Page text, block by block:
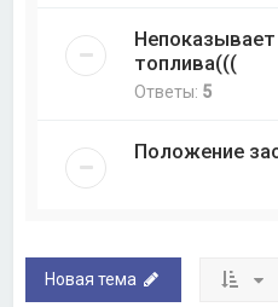
топлива(((
Ответы: 5
Положение
Новая тема